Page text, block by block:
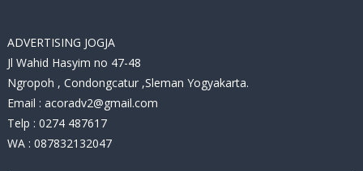
ADVERTISING JOGJA
Jl Wahid Hasyim no 47-48
Ngropoh , Condongcatur ,Sleman Yogyakarta.
Email : acoradv2@gmail.com
Telp : 0274 487617
WA : 087832132047